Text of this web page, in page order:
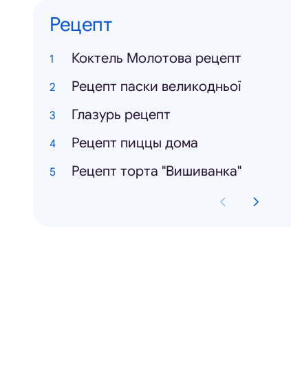
Рецепт
Коктель Молотова рецепт
Рецепт паски великодньої
Глазурь рецепт
Рецепт пиццы дома
Рецепт торта "Вишиванка"